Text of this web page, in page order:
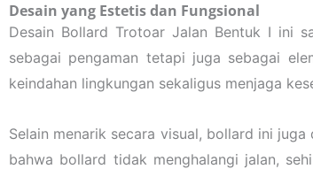
Desain yang Estetis dan Fungsional
Desain Bollard Trotoar Jalan Bentuk I ini
sebagai pengaman tetapi juga sebagai
keindahan lingkungan sekaligus menjaga
Selain menarik secara visual, bollard ini
bahwa bollard tidak menghalangi jalan,